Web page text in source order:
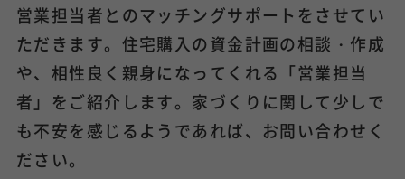
営業担当者とのマッチングサポートをさせてい
ただきます。住宅購入の資金計画の相談・作成
や、相性良く親身になってくれる「営業担当
者」をご紹介します。家づくりに関して少しで
も不安を感じるようであれば、お問い合わせく
ださい。